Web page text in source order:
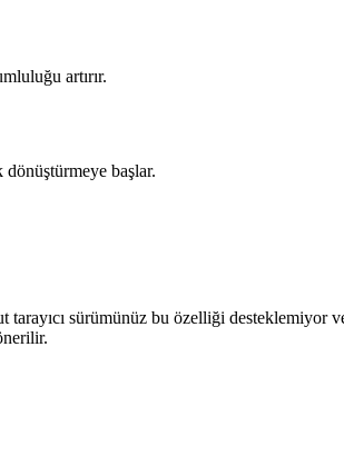
artırır.
başlar.
sürümünüz bu özelliği desteklemiyor ve